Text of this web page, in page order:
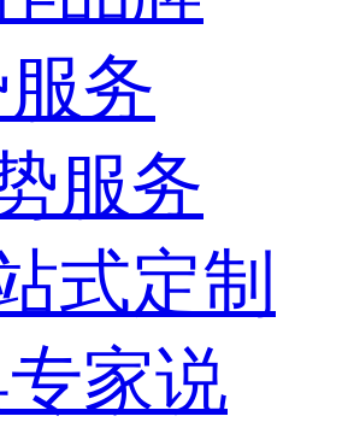
务
服务
式定制
家说